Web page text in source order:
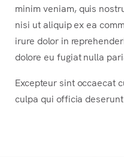
minim veniam, quis
nisi ut aliquip ex ea
irure dolor in
dolore eu fugiat nulla
Excepteur sint occaecat
culpa qui officia